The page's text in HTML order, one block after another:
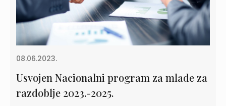
08.06.2023.
Usvojen Nacionalni program za mlade za
razdoblje 2023.-2025.